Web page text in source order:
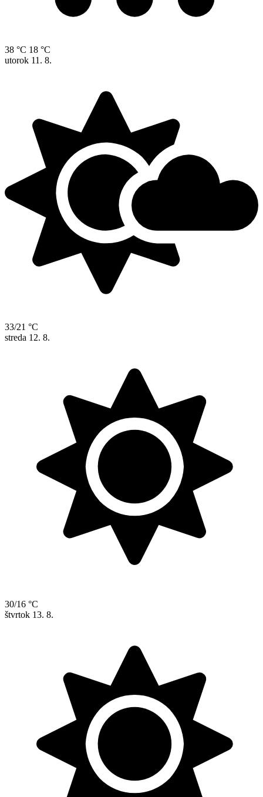
38 °C 18 °C
utorok 11. 8.
33/21 °C
streda 12. 8.
30/16 °C
štvrtok 13. 8.